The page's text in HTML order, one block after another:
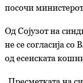
посочи
Од Сојузот на
не се согласија со
од есенската